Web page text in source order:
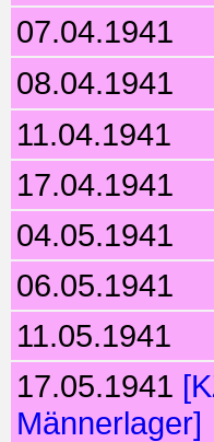
07.04.1941
08.04.1941
11.04.1941
17.04.1941
04.05.1941
06.05.1941
11.05.1941
17.05.1941
Männerlager]